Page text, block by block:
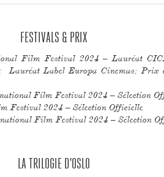
FESTIVALS & PRIX
Film Festival 2024 – Lauréat
Lauréat Label Europa Cinemas; Prix
Film Festival 2024 – Sélection
Festival 2024 – Sélection Officielle
Film Festival 2024 – Sélection
LA TRILOGIE D'OSLO